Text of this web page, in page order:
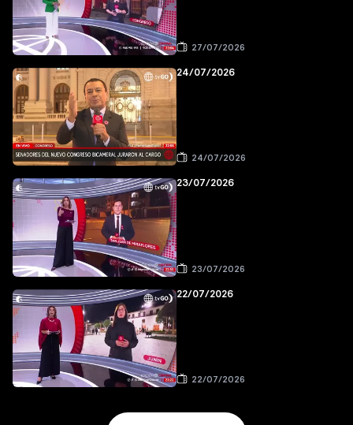
27/07/2026
24/07/2026
24/07/2026
23/07/2026
23/07/2026
22/07/2026
22/07/2026